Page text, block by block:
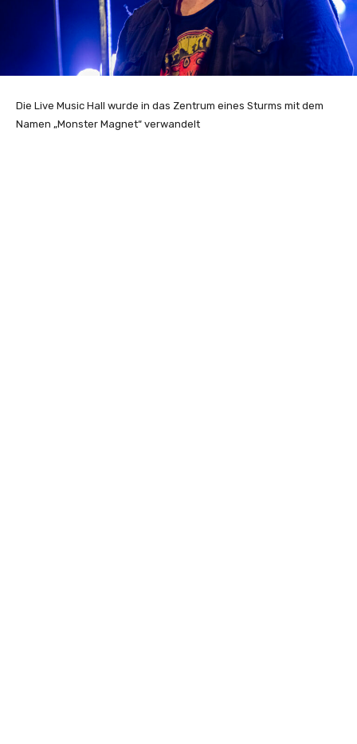
Die Live Music Hall wurde in das Zentrum eines Sturms mit dem
Namen „Monster Magnet“ verwandelt